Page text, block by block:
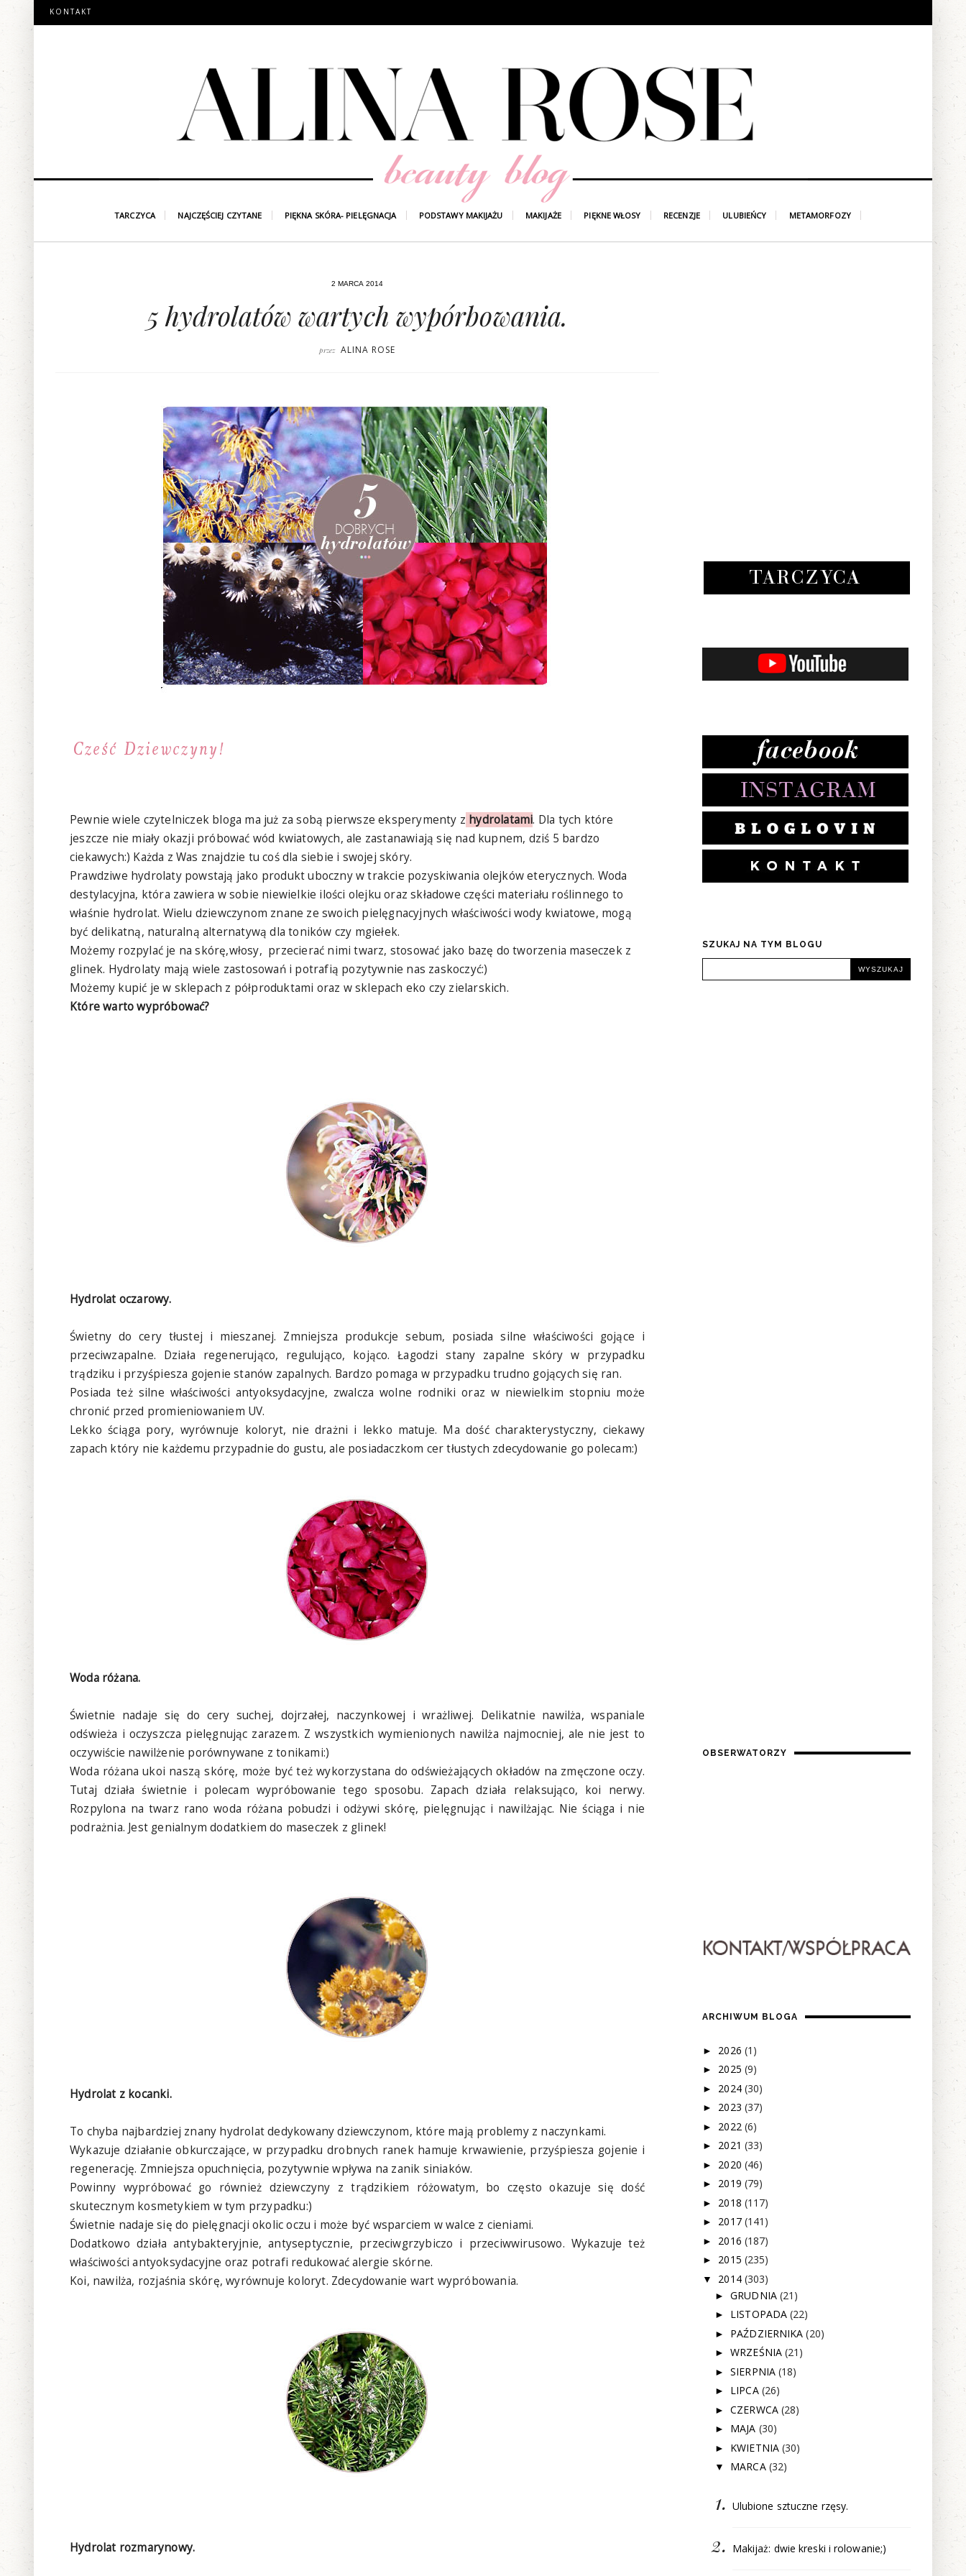
KONTAKT
TARCZYCA NAJCZĘŚCIEJ CZYTANE PIĘKNA SKÓRA- PIELĘGNACJA PODSTAWY MAKIJAŻU MAKIJAŻE PIĘKNE WŁOSY RECENZJE ULUBIEŃCY METAMORFOZY
2 MARCA 2014
5 hydrolatów wartych wypórbowania.
przez ALINA ROSE
Pewnie wiele czytelniczek bloga ma już za sobą pierwsze eksperymenty z hydrolatami. Dla tych które
jeszcze nie miały okazji próbować wód kwiatowych, ale zastanawiają się nad kupnem, dziś 5 bardzo
ciekawych:) Każda z Was znajdzie tu coś dla siebie i swojej skóry.
Prawdziwe hydrolaty powstają jako produkt uboczny w trakcie pozyskiwania olejków eterycznych. Woda
destylacyjna, która zawiera w sobie niewielkie ilości olejku oraz składowe części materiału roślinnego to
właśnie hydrolat. Wielu dziewczynom znane ze swoich pielęgnacyjnych właściwości wody kwiatowe, mogą
być delikatną, naturalną alternatywą dla toników czy mgiełek.
Możemy rozpylać je na skórę,włosy, przecierać nimi twarz, stosować jako bazę do tworzenia maseczek z
glinek. Hydrolaty mają wiele zastosowań i potrafią pozytywnie nas zaskoczyć:)
Możemy kupić je w sklepach z półproduktami oraz w sklepach eko czy zielarskich.
Które warto wypróbować?
Hydrolat oczarowy.
Świetny do cery tłustej i mieszanej. Zmniejsza produkcje sebum, posiada silne właściwości gojące i
przeciwzapalne. Działa regenerująco, regulująco, kojąco. Łagodzi stany zapalne skóry w przypadku
trądziku i przyśpiesza gojenie stanów zapalnych. Bardzo pomaga w przypadku trudno gojących się ran.
Posiada też silne właściwości antyoksydacyjne, zwalcza wolne rodniki oraz w niewielkim stopniu może
chronić przed promieniowaniem UV.
Lekko ściąga pory, wyrównuje koloryt, nie drażni i lekko matuje. Ma dość charakterystyczny, ciekawy
zapach który nie każdemu przypadnie do gustu, ale posiadaczkom cer tłustych zdecydowanie go polecam:)
Woda różana.
Świetnie nadaje się do cery suchej, dojrzałej, naczynkowej i wrażliwej. Delikatnie nawilża, wspaniale
odświeża i oczyszcza pielęgnując zarazem. Z wszystkich wymienionych nawilża najmocniej, ale nie jest to
oczywiście nawilżenie porównywane z tonikami:)
Woda różana ukoi naszą skórę, może być też wykorzystana do odświeżających okładów na zmęczone oczy.
Tutaj działa świetnie i polecam wypróbowanie tego sposobu. Zapach działa relaksująco, koi nerwy.
Rozpylona na twarz rano woda różana pobudzi i odżywi skórę, pielęgnując i nawilżając. Nie ściąga i nie
podrażnia. Jest genialnym dodatkiem do maseczek z glinek!
Hydrolat z kocanki.
To chyba najbardziej znany hydrolat dedykowany dziewczynom, które mają problemy z naczynkami.
Wykazuje działanie obkurczające, w przypadku drobnych ranek hamuje krwawienie, przyśpiesza gojenie i
regenerację. Zmniejsza opuchnięcia, pozytywnie wpływa na zanik siniaków.
Powinny wypróbować go również dziewczyny z trądzikiem różowatym, bo często okazuje się dość
skutecznym kosmetykiem w tym przypadku:)
Świetnie nadaje się do pielęgnacji okolic oczu i może być wsparciem w walce z cieniami.
Dodatkowo działa antybakteryjnie, antyseptycznie, przeciwgrzybiczo i przeciwwirusowo. Wykazuje też
właściwości antyoksydacyjne oraz potrafi redukować alergie skórne.
Koi, nawilża, rozjaśnia skórę, wyrównuje koloryt. Zdecydowanie wart wypróbowania.
Hydrolat rozmarynowy.
SZUKAJ NA TYM BLOGU
OBSERWATORZY
ARCHIWUM BLOGA
► 2026 (1)
► 2025 (9)
► 2024 (30)
► 2023 (37)
► 2022 (6)
► 2021 (33)
► 2020 (46)
► 2019 (79)
► 2018 (117)
► 2017 (141)
► 2016 (187)
► 2015 (235)
▼ 2014 (303)
►GRUDNIA (21)
► LISTOPADA(22)
► PAŹDZIERNIKA(20)
►WRZEŚNIA(21)
►SIERPNIA(18)
► LIPCA (26)
►CZERWCA (28)
► MAJA (30)
► KWIETNIA(30)
▼ MARCA (32)
Ulubione sztuczne rzęsy.
Makijaż: dwie kreski i rolowanie;)